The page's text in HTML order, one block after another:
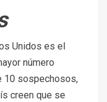
Unidos es el
número
10 sospechosos,
creen que se